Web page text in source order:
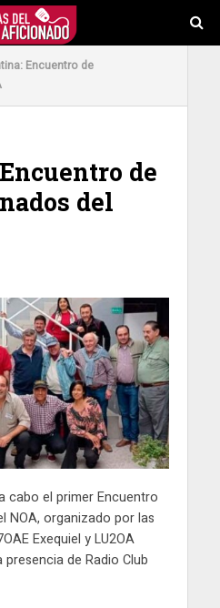
Encuentro de
de
del
cabo el primer Encuentro
NOA, organizado por las
Exequiel y LU2OA
de Radio Club